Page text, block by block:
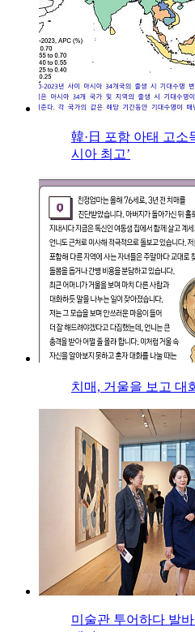
韓·日 포함 아태 고소
시아 최고’
치매, 거울을 보고 대
미술관 투어하다 발